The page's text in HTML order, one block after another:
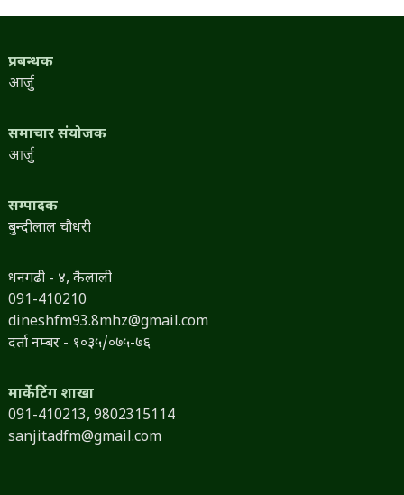
प्रबन्धक
आर्जु
समाचार संयोजक
आर्जु
सम्पादक
बुन्दीलाल चौधरी
धनगढी - ४, कैलाली
091-410210
dineshfm93.8mhz@gmail.com
दर्ता नम्बर - १०३५/०७५-७६
मार्केटिंग शाखा
091-410213, 9802315114
sanjitadfm@gmail.com